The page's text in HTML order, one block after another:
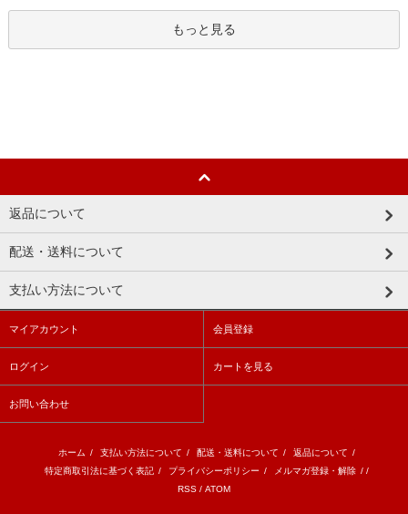
もっと見る
返品について
配送・送料について
支払い方法について
マイアカウント 会員登録
ログイン カートを見る
お問い合わせ
ホーム / 支払い方法について / 配送・送料について / 返品について /
特定商取引法に基づく表記 / プライバシーポリシー / メルマガ登録・解除 / /
RSS / ATOM